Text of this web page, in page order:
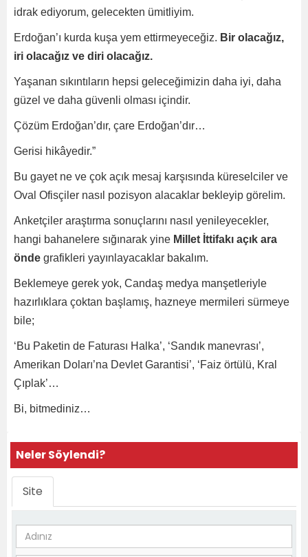
idrak ediyorum, gelecekten ümitliyim.
Erdoğan’ı kurda kuşa yem ettirmeyeceğiz. Bir olacağız,
iri olacağız ve diri olacağız.
Yaşanan sıkıntıların hepsi geleceğimizin daha iyi, daha
güzel ve daha güvenli olması içindir.
Çözüm Erdoğan’dır, çare Erdoğan’dır…
Gerisi hikâyedir.”
Bu gayet ne ve çok açık mesaj karşısında küreselciler ve
Oval Ofisçiler nasıl pozisyon alacaklar bekleyip görelim.
Anketçiler araştırma sonuçlarını nasıl yenileyecekler,
hangi bahanelere sığınarak yine Millet İttifakı açık ara
önde grafikleri yayınlayacaklar bakalım.
Beklemeye gerek yok, Candaş medya manşetleriyle
hazırlıklara çoktan başlamış, hazneye mermileri sürmeye
bile;
‘Bu Paketin de Faturası Halka’, ‘Sandık manevrası’,
Amerikan Doları’na Devlet Garantisi’, ‘Faiz örtülü, Kral
Çıplak’…
Bi, bitmediniz…
Neler Söylendi?
Site